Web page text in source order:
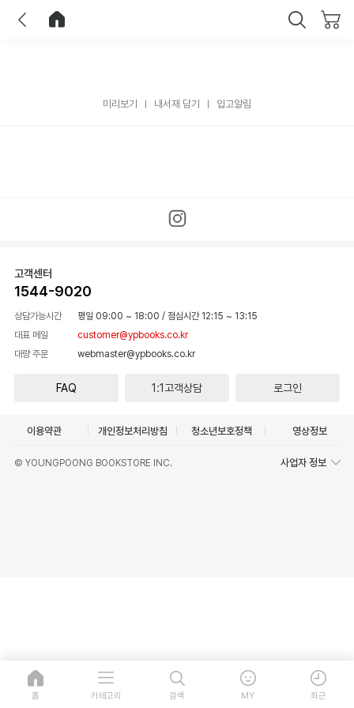
미리보기 내서재 담기 입고알림
고객센터
1544-9020
상담가능시간 평일 09:00 ~ 18:00 / 점심시간 12:15 ~ 13:15
대표 메일
customer@ypbooks.co.kr
대량 주문
webmaster@ypbooks.co.kr
FAQ 1:1고객상담 로그인
이용약관 개인정보처리방침 청소년보호정책 영상정보
© YOUNGPOONG BOOKSTORE INC. 사업자 정보
홈 카테고리 검색 MY 최근